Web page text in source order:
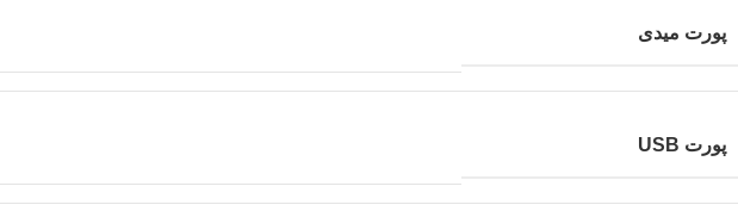
پورت میدی
پورت USB